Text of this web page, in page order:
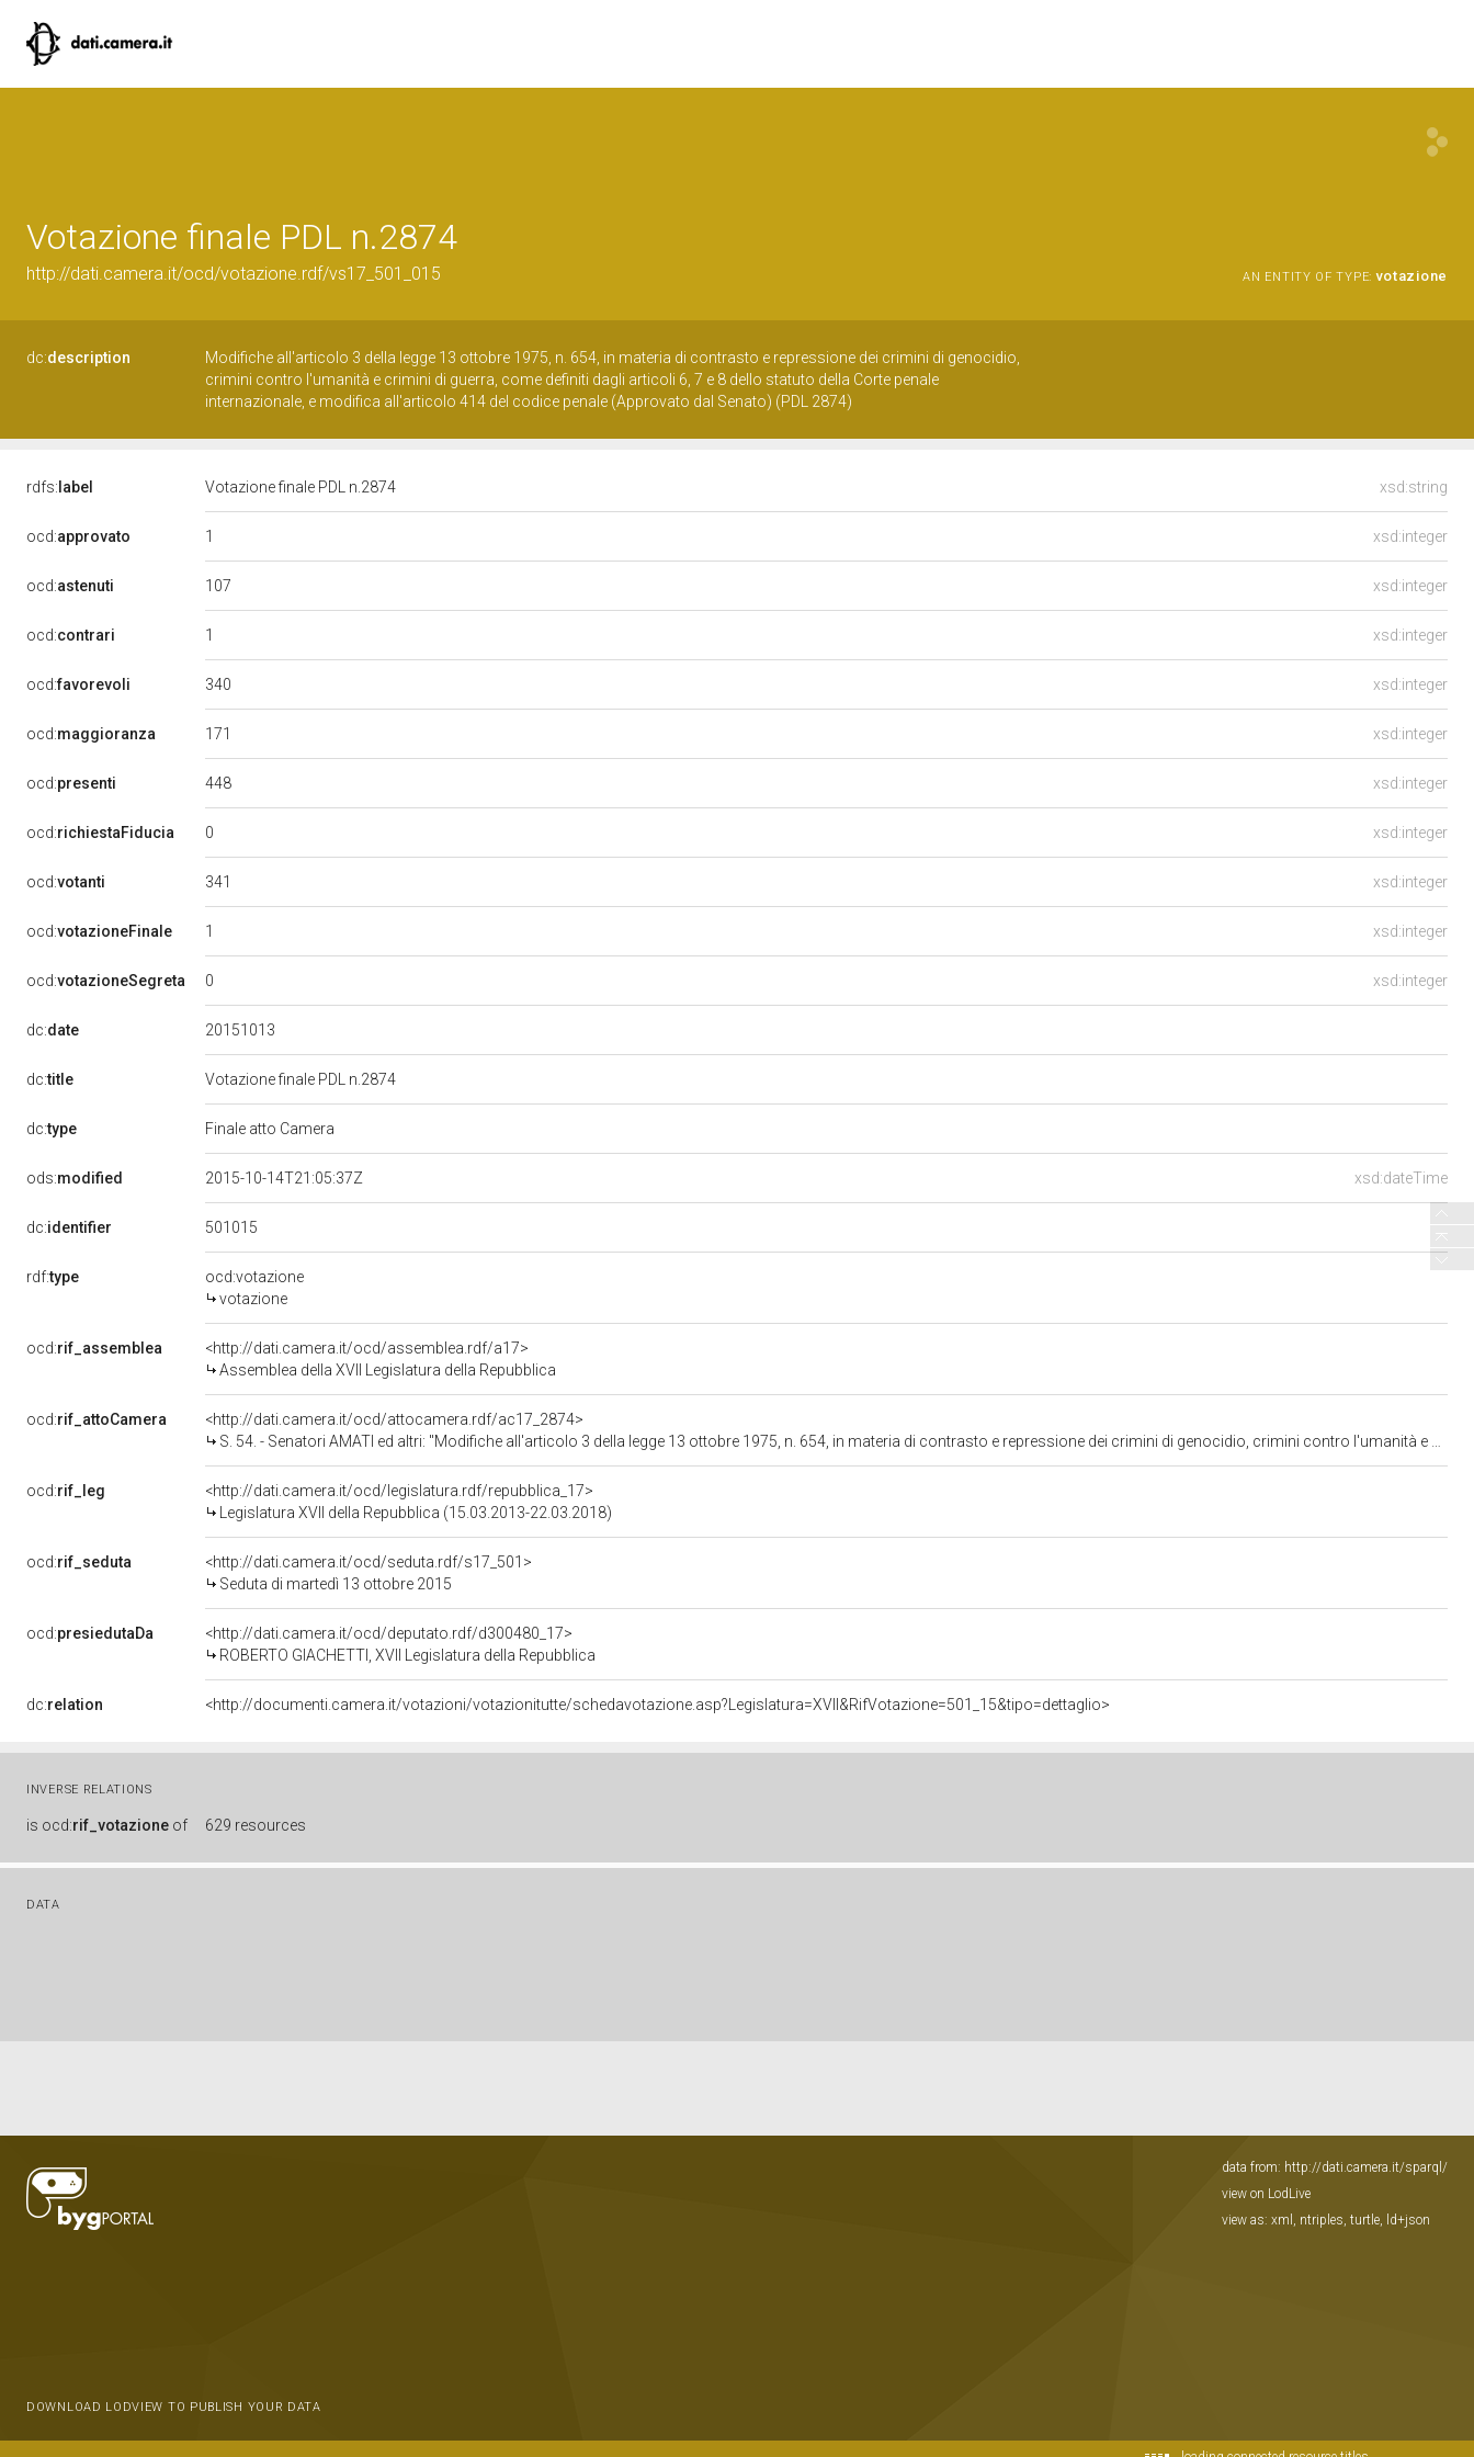
Votazione finale PDL n.2874
http://dati.camera.it/ocd/votazione.rdf/vs17_501_015 AN ENTITY OF TYPE: votazione
dc:description
Modifiche all'articolo 3 della legge 13 ottobre 1975, n. 654, in materia di contrasto e repressione dei crimini di genocidio,
crimini contro l'umanità e crimini di guerra, come definiti dagli articoli 6, 7 e 8 dello statuto della Corte penale
internazionale, e modifica all'articolo 414 del codice penale (Approvato dal Senato) (PDL 2874)
rdfs: label xsd:string
Votazione finale PDL n.2874
ocd:approvato xsd:integer
1
ocd:astenuti xsd:integer
107
ocd:contrari xsd:integer
1
ocd:favorevoli xsd:integer
340
ocd:maggioranza xsd:integer
171
ocd:presenti xsd:integer
448
ocd:richiestaFiducia xsd:integer
0
ocd:votanti xsd:integer
341
ocd:votazioneFinale xsd:integer
1
ocd:votazioneSegreta xsd:integer
0
dc:date 20151013
dc:title Votazione finale PDL n.2874
dc:type Finale atto Camera
ods:modified xsd:dateTime
2015-10-14T21:05:37Z
dc:identifier 501015
rdf:type
ocd:votazione
votazione
ocd:rif_assemblea
<http://dati.camera.it/ocd/assemblea.rdf/a17>
Assemblea della XVII Legislatura della Repubblica
ocd:rif_attoCamera
<http://dati.camera.it/ocd/attocamera.rdf/ac17_2874>
S. 54. - Senatori AMATI ed altri: "Modifiche all'articolo 3 della legge 13 ottobre 1975, n. 654, in materia di contrasto e repressione dei crimini di genocidio, crimini contro l'umanità e crimini di guerra, come definiti dagli articoli 6, 7 e 8 dello statuto della Corte penale internazionale, e modifica all'articolo 414 del codice penale" (approvata dal Senato) (2874)
ocd:rif_leg
<http://dati.camera.it/ocd/legislatura.rdf/repubblica_17>
Legislatura XVII della Repubblica (15.03.2013-22.03.2018)
ocd:rif_seduta
<http://dati.camera.it/ocd/seduta.rdf/s17_501>
Seduta di martedì 13 ottobre 2015
ocd:presiedutaDa
<http://dati.camera.it/ocd/deputato.rdf/d300480_17>
ROBERTO GIACHETTI, XVII Legislatura della Repubblica
dc:relation <http://documenti.camera.it/votazioni/votazionitutte/schedavotazione.asp?Legislatura=XVII&RifVotazione=501_15&tipo=dettaglio>
INVERSE RELATIONS
is ocd:rif_votazione of 629 resources
DATA
DOWNLOAD LODVIEW TO PUBLISH YOUR DATA
data from: http://dati.camera.it/sparql/
view on LodLive
view as: xml , ntriples, turtle, ld+json